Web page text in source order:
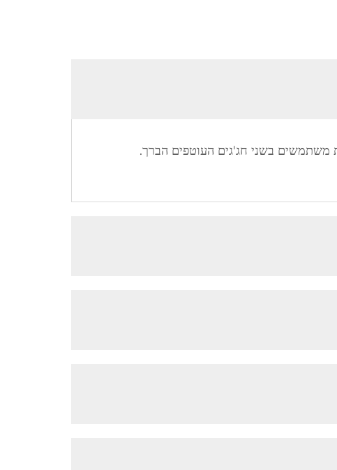
משתמשים בשני חג'גים העוטפים הברך.